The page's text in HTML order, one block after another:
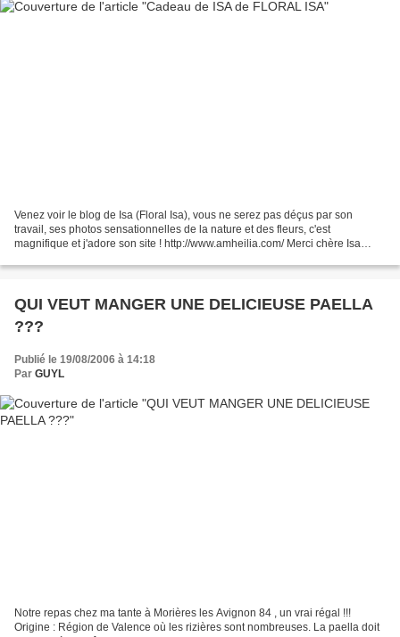
Venez voir le blog de Isa (Floral Isa), vous ne serez pas déçus par son
travail, ses photos sensationnelles de la nature et des fleurs, c'est
magnifique et j'adore son site ! http://www.amheilia.com/ Merci chère Isa
QUI VEUT MANGER UNE DELICIEUSE PAELLA
???
Publié le 19/08/2006 à 14:18
Par GUYL
Notre repas chez ma tante à Morières les Avignon 84 , un vrai régal !!!
Origine : Région de Valence où les rizières sont nombreuses. La paella doit